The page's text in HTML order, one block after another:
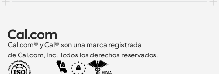
Cal.com® y Cal® son una marca registrada
de Cal.com, Inc. Todos los derechos reservados.